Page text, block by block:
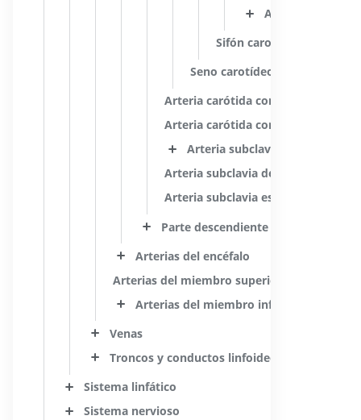
Arteria cerebral
Sifón carotídeo
Seno carotídeo
Arteria carótida común
Arteria carótida común
Arteria subclavia
Arteria subclavia derecha
Arteria subclavia esquerda
Parte descendiente de la aorta;
Arterias del encéfalo
Arterias del miembro superior
Arterias del miembro inferior
Venas
Troncos y conductos linfoideos
Sistema linfático
Sistema nervioso